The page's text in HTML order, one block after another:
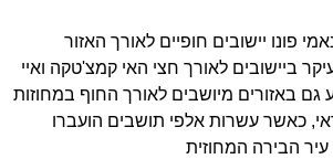
פונו יישובים חופיים לאורך האזור
ביישובים לאורך חצי האי קמצ'טקה ואיי
גם באזורים מיושבים לאורך החוף במחוזות
כאשר עשרות אלפי תושבים הועברו
עיר הבירה המחוזית